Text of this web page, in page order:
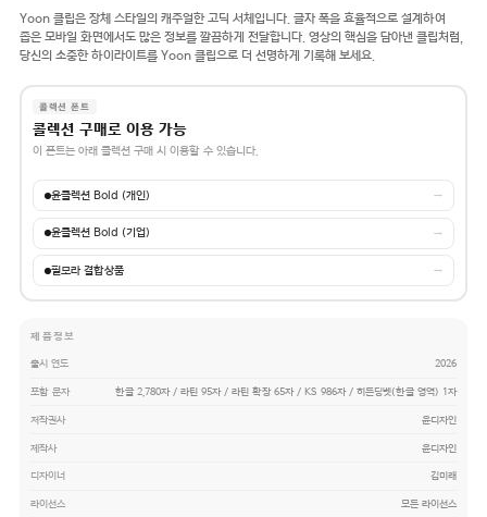
Yoon 클립은 장체 스타일의 캐주얼한 고딕 서체입니다. 글자 폭을 효율적으로 설계하여
좁은 모바일 화면에서도 많은 정보를 깔끔하게 전달합니다. 영상의 핵심을 담아낸 클립처럼,
당신의 소중한 하이라이트를 Yoon 클립으로 더 선명하게 기록해 보세요.
콜렉션 폰트
콜렉션 구매로 이용 가능
이 폰트는 아래 콜렉션 구매 시 이용할 수 있습니다.
윤콜렉션 Bold (개인) →
윤콜렉션 Bold (기업) →
필모라 결합상품 →
제품정보
출시 연도 2026
포함 문자 한글 2,780자 / 라틴 95자 / 라틴 확장 65자 / KS 986자 / 히든딩벳(한글 영역) 1자
저작권사 윤디자인
제작사 윤디자인
디자이너 김미래
라이선스 모든 라이선스